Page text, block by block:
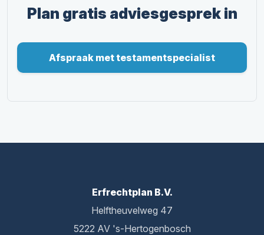
Plan gratis adviesgesprek in
Afspraak met testamentspecialist
Erfrechtplan B.V.
Helftheuvelweg 47
5222 AV 's-Hertogenbosch